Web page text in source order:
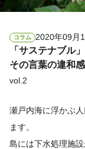
コラム 2020年09月
「サステナブル
その言葉の違和
vol.2
瀬戸内海に浮かぶ
ます。
島には下水処理施